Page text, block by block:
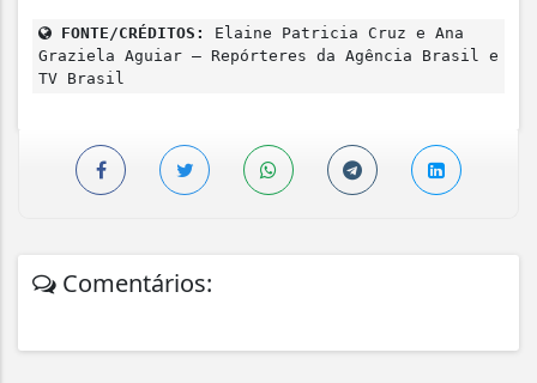
FONTE/CRÉDITOS:
Elaine Patricia Cruz e Ana
Graziela Aguiar – Repórteres da Agência Brasil e
TV Brasil
Comentários: